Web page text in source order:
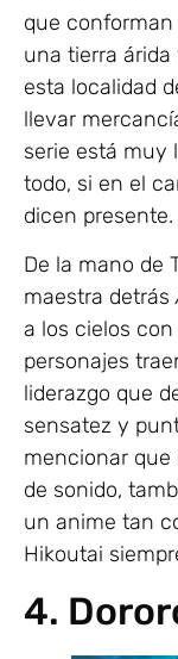
que conforman
una tierra árida
esta localidad
llevar
serie está muy
todo, si en el
dicen presente.
De la mano de
maestra detrás
a los cielos
personajes
liderazgo que
sensatez y
mencionar
de sonido,
un anime tan
Hikoutai
4.